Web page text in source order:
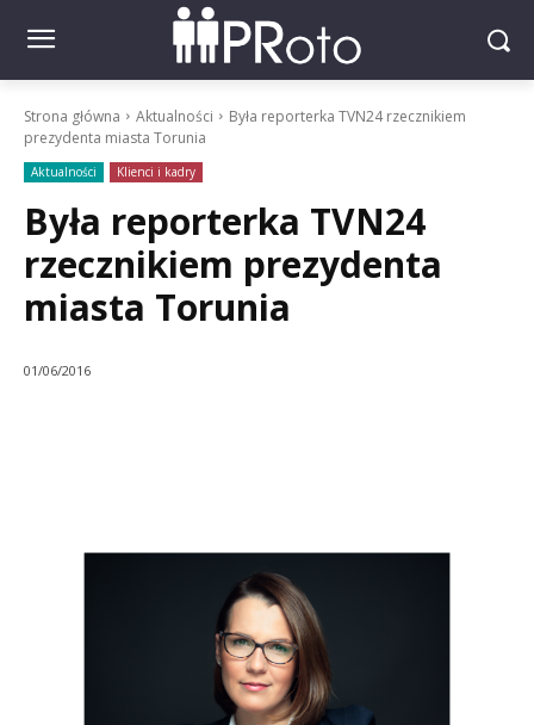
Strona główna Aktualności
Była reporterka TVN24 rzecznikiem
prezydenta miasta Torunia
Aktualności Klienci i kadry
Była reporterka TVN24
rzecznikiem prezydenta
miasta Torunia
01/06/2016